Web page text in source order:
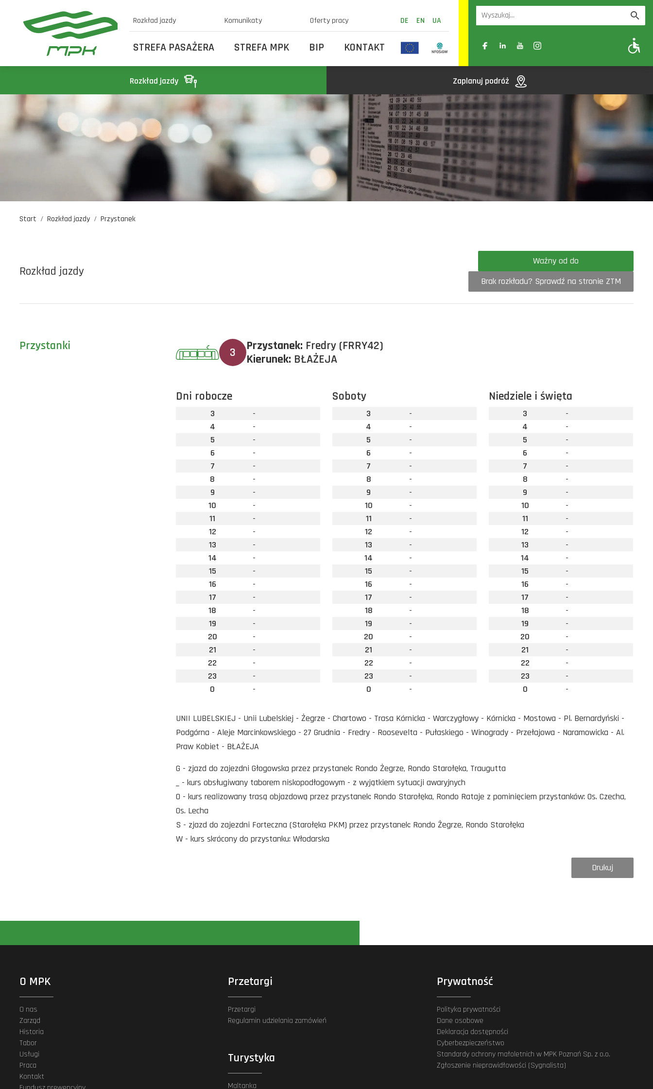
Rozkład jazdy Komunikaty Oferty pracy DE EN UA
STREFA PASAŻERA STREFA MPK BIP KONTAKT A- A A+
Rozkład jazdy Zaplanuj podróż
Start Rozkład jazdy Przystanek
Rozkład jazdy
Ważny od do
Brak rozkładu? Sprawdź na stronie ZTM
Przystanki 3 Przystanek: Fredry (FRRY42)
Kierunek: BŁAŻEJA
Dni robocze
3
-
4
-
5
-
6
-
7
-
8
-
9
-
10
-
11
-
12
-
13
-
14
-
15
-
16
-
17
-
18
-
19
-
20
-
21
-
22
-
23
-
0
-
Soboty
3
-
4
-
5
-
6
-
7
-
8
-
9
-
10
-
11
-
12
-
13
-
14
-
15
-
16
-
17
-
18
-
19
-
20
-
21
-
22
-
23
-
0
-
Niedziele i święta
3
-
4
-
5
-
6
-
7
-
8
-
9
-
10
-
11
-
12
-
13
-
14
-
15
-
16
-
17
-
18
-
19
-
20
-
21
-
22
-
23
-
0
-
UNII LUBELSKIEJ - Unii Lubelskiej - Żegrze - Chartowo - Trasa Kórnicka - Warczygłowy - Kórnicka - Mostowa - Pl. Bernardyński -
Podgórna - Aleje Marcinkowskiego - 27 Grudnia - Fredry - Roosevelta - Pułaskiego - Winogrady - Przełajowa - Naramowicka - Al.
Praw Kobiet - BŁAŻEJA
G - zjazd do zajezdni Głogowska przez przystanek: Rondo Żegrze, Rondo Starołęka, Traugutta
_ - kurs obsługiwany taborem niskopodłogowym - z wyjątkiem sytuacji awaryjnych
O - kurs realizowany trasą objazdową przez przystanek: Rondo Starołęka, Rondo Rataje z pominięciem przystanków: Os. Czecha,
Os. Lecha
S - zjazd do zajezdni Forteczna (Starołęka PKM) przez przystanek: Rondo Żegrze, Rondo Starołęka
W - kurs skrócony do przystanku: Włodarska
Drukuj
O MPK
O nas
Zarząd
Historia
Tabor
Usługi
Praca
Kontakt
Przetargi
Przetargi
Regulamin udzielania zamówień
Turystyka
Maltanka
Prywatność
Polityka prywatności
Dane osobowe
Deklaracja dostępności
Cyberbezpieczeństwo
Standardy ochrony małoletnich w MPK Poznań Sp. z o.o.
Zgłoszenie nieprawidłowości (Sygnalista)